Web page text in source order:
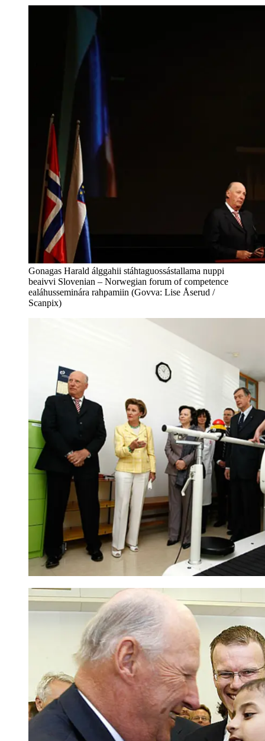
Gonagas Harald álggahii stáhtaguossástallama nuppi
beaivvi Slovenian – Norwegian forum of competence
ealáhusseminára rahpamiin (Govva: Lise Åserud /
Scanpix)